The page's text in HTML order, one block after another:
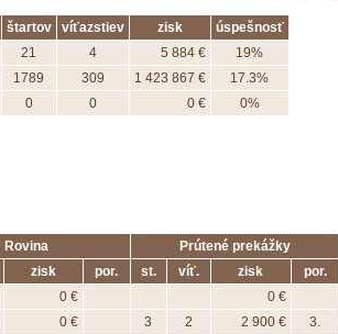
štartov víťazstiev zisk
úspešnosť
21 4 5 884 €
19%
1789 309 1 423 867 €
17.3%
0 0 0 € 0%
Rovina Prútené prekážky
zisk por. st. víť. zisk por.
0 € 0 €
0 € 3 2 2 900 € 3.